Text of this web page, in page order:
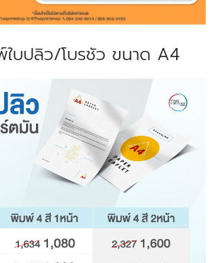
ใบปลิว/โบรชัว ขนาด A4